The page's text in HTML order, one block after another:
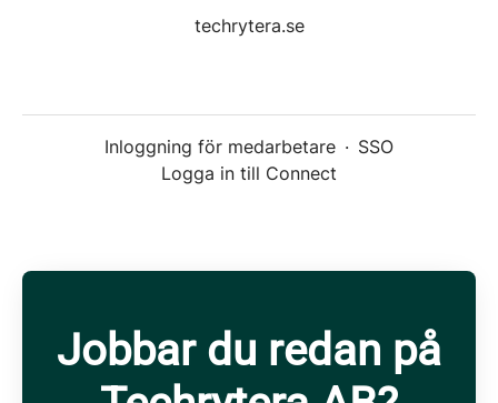
techrytera.se
Inloggning för medarbetare · SSO
Logga in till Connect
Jobbar du redan på